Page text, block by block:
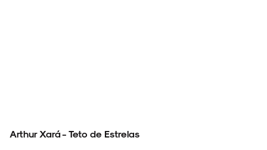
Arthur Xará - Teto de Estrelas